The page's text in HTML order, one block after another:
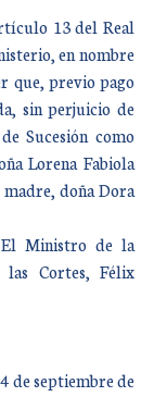
13 del Real
en nombre
que, previo pago
sin perjuicio de
Sucesión como
Lorena Fabiola
doña Dora
Ministro de la
las Cortes, Félix
de septiembre de